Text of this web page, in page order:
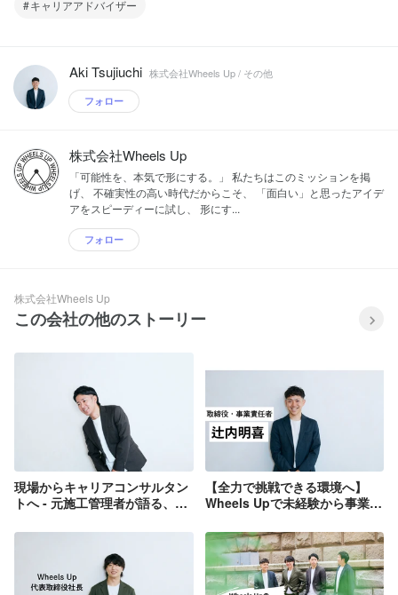
キャリアアドバイザー
Aki Tsujiuchi 株式会社Wheels Up / その他
フォロー
株式会社Wheels Up
「可能性を、本気で形にする。」 私たちはこのミッションを掲
げ、 不確実性の高い時代だからこそ、 「面白い」と思ったアイデ
アをスピーディーに試し、 形にす...
フォロー
株式会社Wheels Up
この会社の他のストーリー
現場からキャリアコンサルタン
トへ - 元施工管理者が語る、驚
【全力で挑戦できる環境へ】
Wheels Upで未経験から事業を